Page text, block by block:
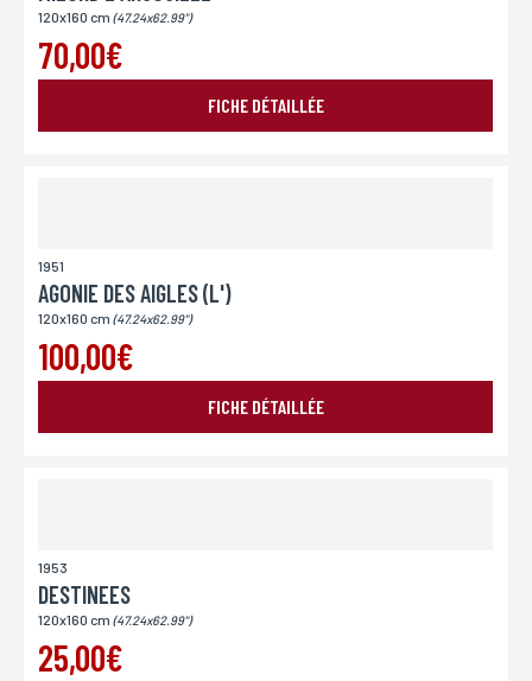
120x160 cm (47.24x62.99")
70,00€
FICHE DÉTAILLÉE
1951
AGONIE DES AIGLES (L')
120x160 cm (47.24x62.99")
100,00€
FICHE DÉTAILLÉE
1953
DESTINEES
120x160 cm (47.24x62.99")
25,00€